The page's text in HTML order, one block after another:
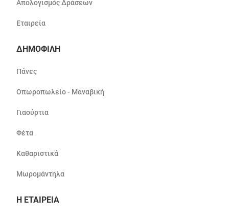
Απολογισμός Δράσεων
Εταιρεία
ΔΗΜΟΦΙΛΗ
Πάνες
Οπωροπωλείο - Μαναβική
Γιαούρτια
Φέτα
Καθαριστικά
Μωρομάντηλα
Η ΕΤΑΙΡΕΙΑ